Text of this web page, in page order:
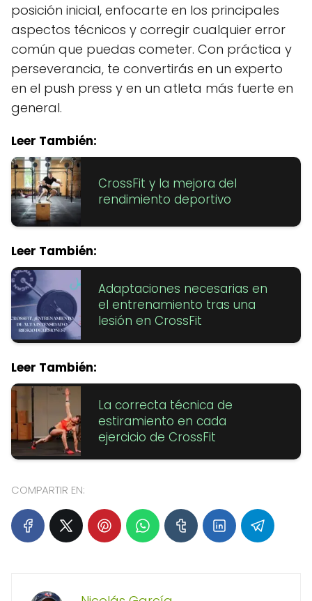
posición inicial, enfocarte en los principales
aspectos técnicos y corregir cualquier error
común que puedas cometer. Con práctica y
perseverancia, te convertirás en un experto
en el push press y en un atleta más fuerte en
general.
Leer También:
CrossFit y la mejora del
rendimiento deportivo
Leer También:
Adaptaciones necesarias en
el entrenamiento tras una
lesión en CrossFit
Leer También:
La correcta técnica de
estiramiento en cada
ejercicio de CrossFit
COMPARTIR EN: